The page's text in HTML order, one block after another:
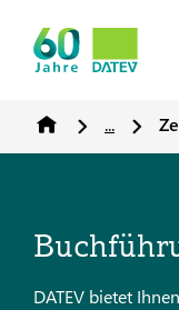
...
DATEV bietet